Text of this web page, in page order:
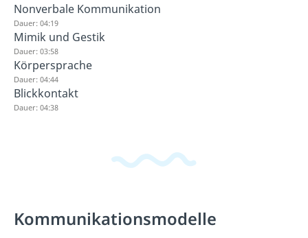
Nonverbale Kommunikation
Dauer: 04:19
Mimik und Gestik
Dauer: 03:58
Körpersprache
Dauer: 04:44
Blickkontakt
Dauer: 04:38
Kommunikationsmodelle